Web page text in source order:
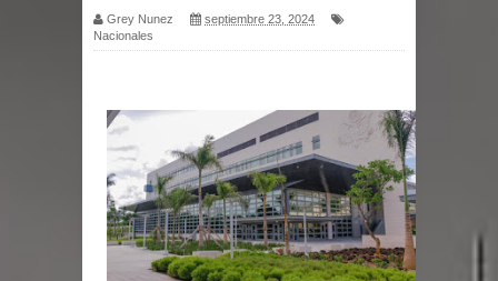
presunta estafa contra el
Ayuntamiento de Santiago
PRM votará “por aclamación” a sus
nuevas autoridades
Grey Nunez
septiembre 23, 2024
Nacionales